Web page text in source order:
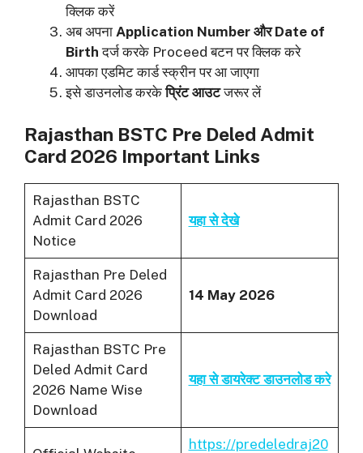
क्लिक करें
अब अपना Application Number और Date of
Birth दर्ज करके Proceed बटन पर क्लिक करे
आपका एडमिट कार्ड स्क्रीन पर आ जाएगा
इसे डाउनलोड करकेप्रिंट आउटजरूर लें
Rajasthan BSTC Pre Deled Admit
Card 2026 Important Links
Rajasthan BSTC
Admit Card 2026
Notice
यहा से देखे
Rajasthan Pre Deled
Admit Card 2026
Download
14 May 2026
Rajasthan BSTC Pre
Deled Admit Card
2026 Name Wise
Download
यहा से डायरेक्ट डाउनलोड करे
https://predeledraj20